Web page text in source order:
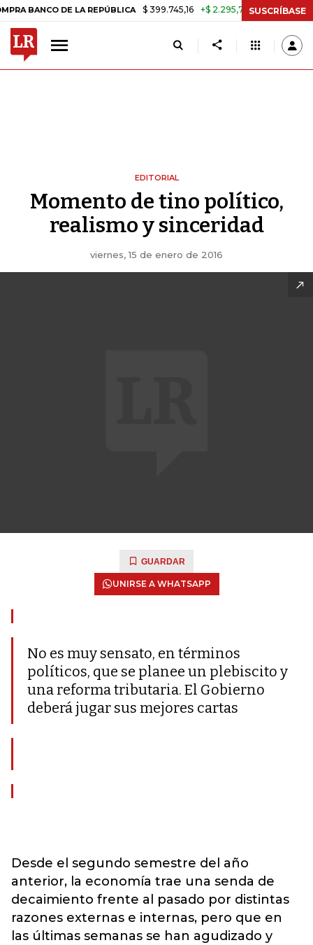
DE LA REPÚBLICA $ 399.745,16 +$ 2.295,71 +0,58% TASA
SUSCRÍBASE
EDITORIAL
Momento de tino político,
realismo y sinceridad
viernes, 15 de enero de 2016
GUARDAR
UNIRSE A WHATSAPP
No es muy sensato, en términos
políticos, que se planee un plebiscito y
una reforma tributaria. El Gobierno
deberá jugar sus mejores cartas
Desde el segundo semestre del año
anterior, la economía trae una senda de
decaimiento frente al pasado por distintas
razones externas e internas, pero que en
las últimas semanas se han agudizado y